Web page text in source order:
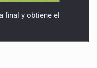
final y obtiene el